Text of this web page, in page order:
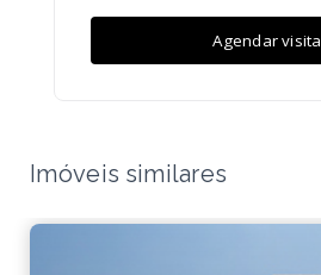
Agendar visita
Imóveis similares